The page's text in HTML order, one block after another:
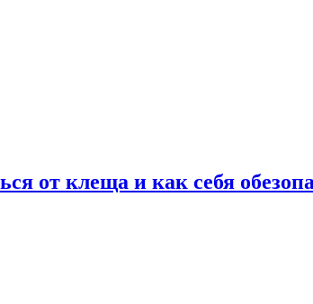
от клеща и как себя